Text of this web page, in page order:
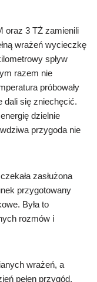
oraz 3 TŻ zamienili
wrażeń wycieczkę
spływ
razem nie
próbowały
dali się zniechęcić.
dzielnie
przygoda nie
zasłużona
przygotowany
Była to
rozmów i
wrażeń, a
pełen przygód,